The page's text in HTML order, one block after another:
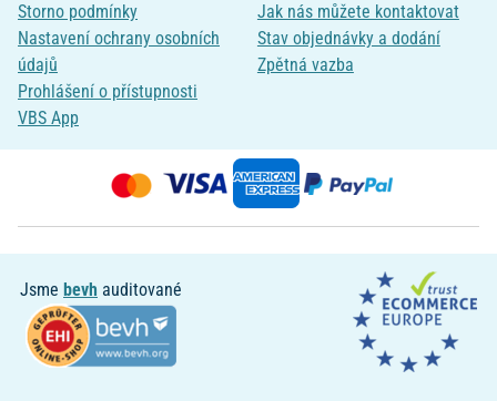
Storno podmínky
Nastavení ochrany osobních
údajů
Prohlášení o přístupnosti
VBS App
Jak nás můžete kontaktovat
Stav objednávky a dodání
Zpětná vazba
Jsme bevh auditované